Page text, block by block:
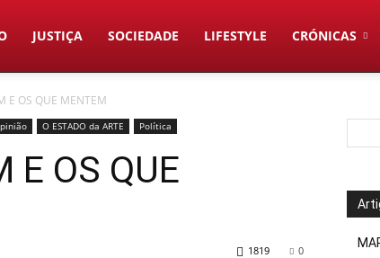
JUSTIÇA SOCIEDADE LIFESTYLE CRÓNICAS
E OS QUE MENTEM
O ESTADO da ARTE Política
E OS QUE
0
1819